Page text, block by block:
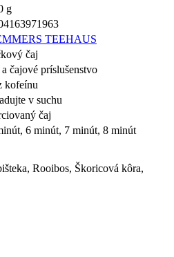
g
TEEHAUS
čaj
čajové príslušenstvo
kofeínu
v suchu
čaj
6 minút, 7 minút, 8 minút
Rooibos, Škoricová kôra,